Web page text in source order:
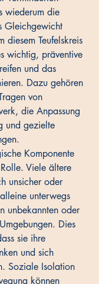
wiederum die
Gleichgewicht
diesem Teufelskreis
wichtig, präventive
und das
Dazu gehören
von
die Anpassung
und gezielte
Komponente
Viele ältere
unsicher oder
unterwegs
unbekannten oder
Dies
sie ihre
und sich
Soziale Isolation
können